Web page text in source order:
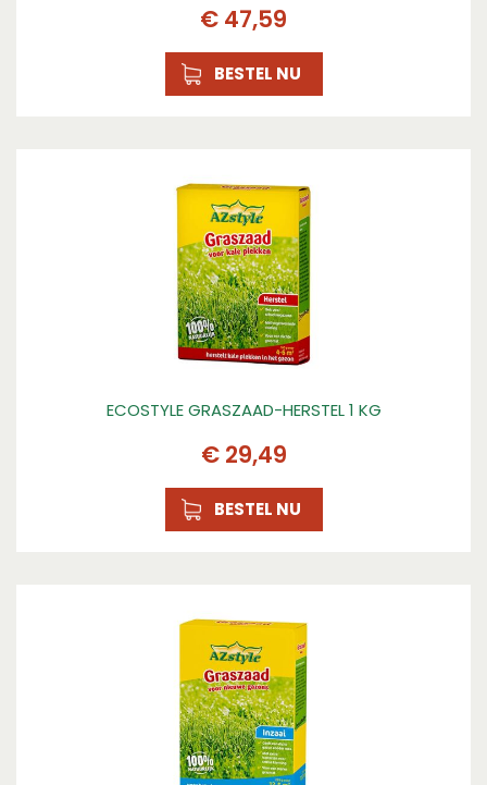
€ 47,59
BESTEL NU
ECOSTYLE GRASZAAD-HERSTEL 1 KG
€ 29,49
BESTEL NU